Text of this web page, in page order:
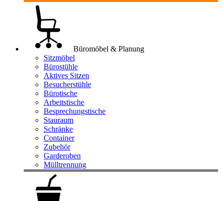
Büromöbel & Planung
Sitzmöbel
Bürostühle
Aktives Sitzen
Besucherstühle
Bürotische
Arbeitstische
Besprechungstische
Stauraum
Schränke
Container
Zubehör
Garderoben
Mülltrennung